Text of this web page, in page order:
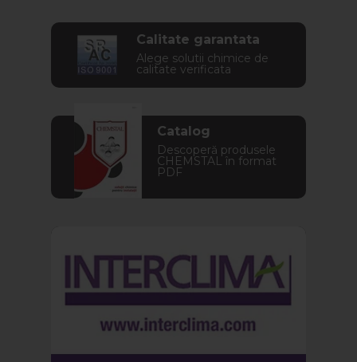
Calitate garantata
Alege solutii chimice de
calitate verificata
Catalog
Descoperă produsele
CHEMSTAL în format
PDF